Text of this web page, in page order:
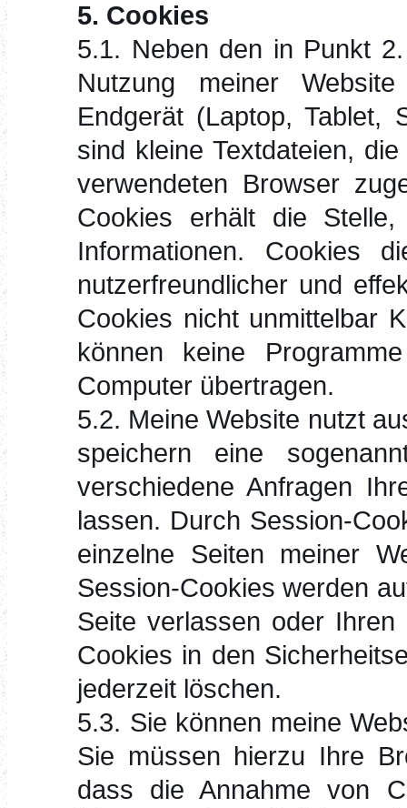
5. Cookies
5.1. Neben den in Punkt
Nutzung meiner
Endgerät (Laptop, Tablet,
sind kleine Textdateien,
verwendeten Browser
Cookies erhält die
Informationen. Cookies
nutzerfreundlicher und
Cookies nicht unmittelbar
können keine
Computer übertragen.
5.2. Meine Website nutzt
speichern eine
verschiedene Anfragen
lassen. Durch Session-
einzelne Seiten meiner
Session-Cookies werden
Seite verlassen oder
Cookies in den
jederzeit löschen.
5.3. Sie können meine
Sie müssen hierzu Ihre
dass die Annahme von